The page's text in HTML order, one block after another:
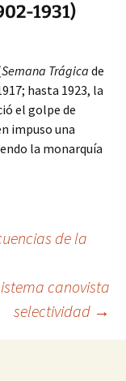
1931)
Semana Trágica de
hasta 1923, la
el golpe de
impuso una
la monarquía
de la
canovista
selectividad →